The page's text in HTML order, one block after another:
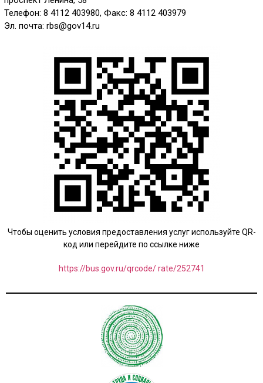
Телефон: 8 4112 403980, Факс: 8 4112 403979
Эл. почта: rbs@gov14.ru
Чтобы оценить условия предоставления услуг используйте QR-
код или перейдите по ссылке ниже
https://bus.gov.ru/qrcode/ rate/252741